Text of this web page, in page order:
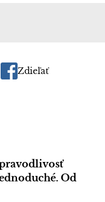
Zdieľať
Od